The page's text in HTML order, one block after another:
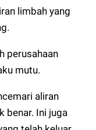
limbah yang
perusahaan
mutu.
aliran
benar. Ini juga